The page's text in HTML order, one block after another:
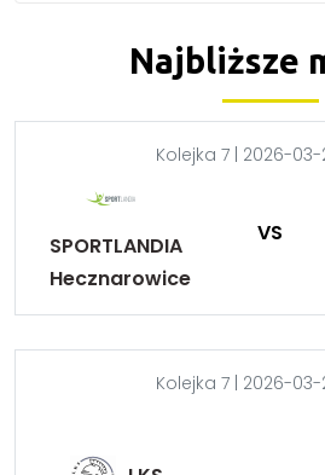
Najbliższe
Kolejka 7 | 2026-03-
SPORTLANDIA
Hecznarowice
VS
Kolejka 7 | 2026-03-